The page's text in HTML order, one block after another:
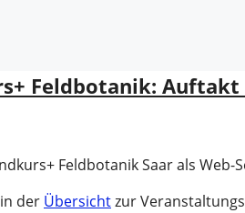
Feldbotanik: Auftakt
Feldbotanik Saar als Web-
der Übersichtzur